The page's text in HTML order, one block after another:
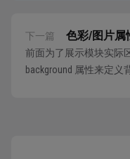
下一篇 色彩/图片属
前面为了展示模块实际
background 属性来定义